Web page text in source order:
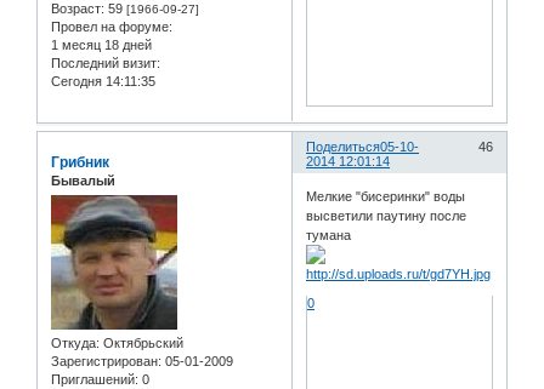
Возраст: 59 [1966-09-27]
Провел на форуме:
1 месяц 18 дней
Последний визит:
Сегодня 14:11:35
Поделиться 46
05-10-
2014 12:01:14
Грибник
Бывалый
Откуда: Октябрьский
Зарегистрирован: 05-01-2009
Приглашений: 0
Мелкие "бисеринки" воды
высветили паутину после
тумана
0